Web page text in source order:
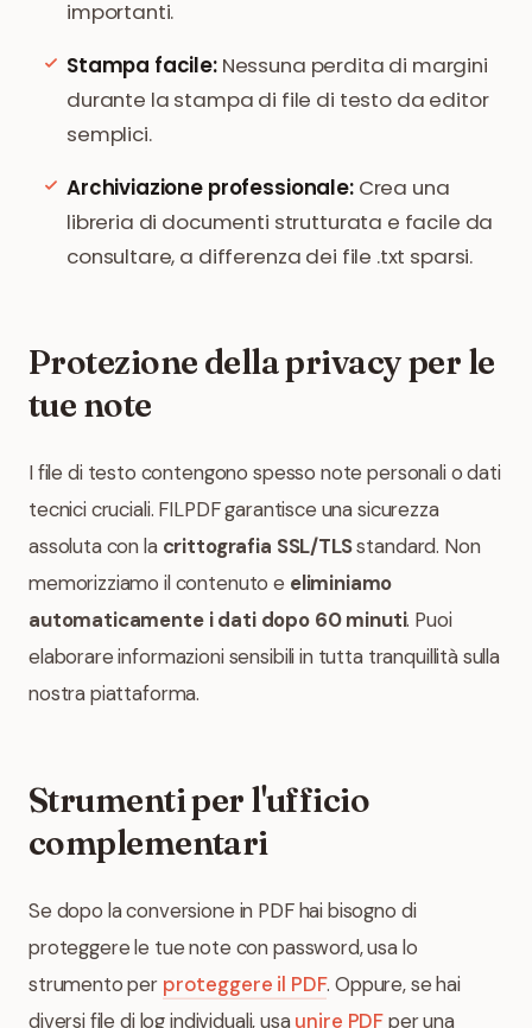
importanti.
Stampa facile:Nessuna perdita di margini
durante la stampa di file di testo da editor
semplici.
Archiviazione professionale:Crea una
libreria di documenti strutturata e facile da
consultare, a differenza dei file .txt sparsi.
Protezione della privacy per le
tue note
I file di testo contengono spesso note personali o dati
tecnici cruciali. FILPDF garantisce una sicurezza
assoluta con la crittografia SSL/TLSstandard. Non
memorizziamo il contenuto e eliminiamo
automaticamente i dati dopo 60 minuti. Puoi
elaborare informazioni sensibili in tutta tranquillità sulla
nostra piattaforma.
Strumenti per l'ufficio
complementari
Se dopo la conversione in PDF hai bisogno di
proteggere le tue note con password, usa lo
strumento per proteggere il PDF. Oppure, se hai
diversi file di log individuali, usaunire PDFper una